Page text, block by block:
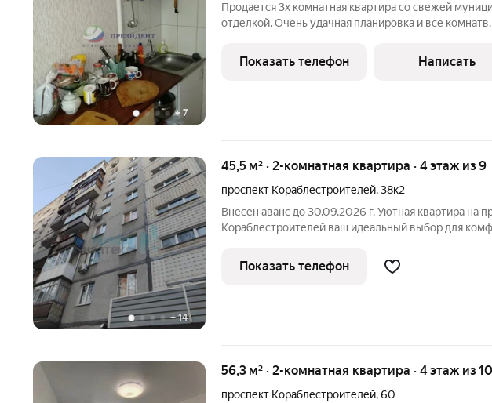
+ 7
Продается 3х комнатная квартира со свежей
отделкой. Очень удачная планировка и все комнатв
раздельный. Окна пластиковые, на полу линолеум. В
плитка. Отделка квартиры в светлых
Показать телефон Написать
+14
45,5 м² · 2-комнатная квартира · 4 этаж из 9
проспект Кораблестроителей,38к2
Внесен аванс до 30.09.2026 г. Уютная квартира на
Кораблестроителей ваш идеальный выбор для
в одном из самых перспективных районов города.
инфраструктура и
Показать телефон
56,3 м² · 2-комнатная квартира · 4 этаж из 10
проспект Кораблестроителей,60